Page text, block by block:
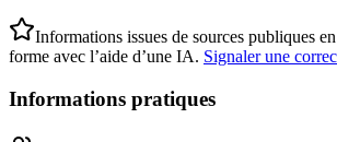
Informations issues de sources publiques
forme avec l’aide d’une IA. Signaler une
Informations pratiques